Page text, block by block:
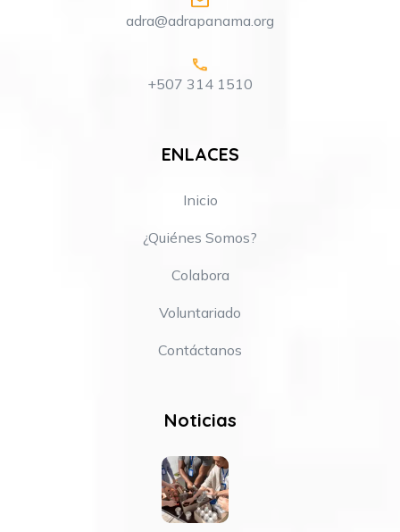
adra@adrapanama.org
+507 314 1510
ENLACES
Inicio
¿Quiénes Somos?
Colabora
Voluntariado
Contáctanos
Noticias